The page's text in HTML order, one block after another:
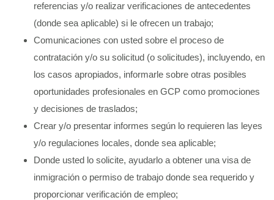
referencias y/o realizar verificaciones de antecedentes
(donde sea aplicable) si le ofrecen un trabajo;
Comunicaciones con usted sobre el proceso de
contratación y/o su solicitud (o solicitudes), incluyendo, en
los casos apropiados, informarle sobre otras posibles
oportunidades profesionales en GCP como promociones
y decisiones de traslados;
Crear y/o presentar informes según lo requieren las leyes
y/o regulaciones locales, donde sea aplicable;
Donde usted lo solicite, ayudarlo a obtener una visa de
inmigración o permiso de trabajo donde sea requerido y
proporcionar verificación de empleo;